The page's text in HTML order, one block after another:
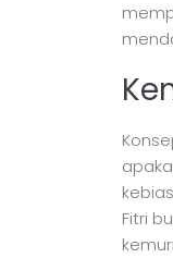
Fitri